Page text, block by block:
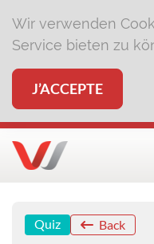
Wir verwenden
Service bieten zu
J’ACCEPTE
Quiz Back